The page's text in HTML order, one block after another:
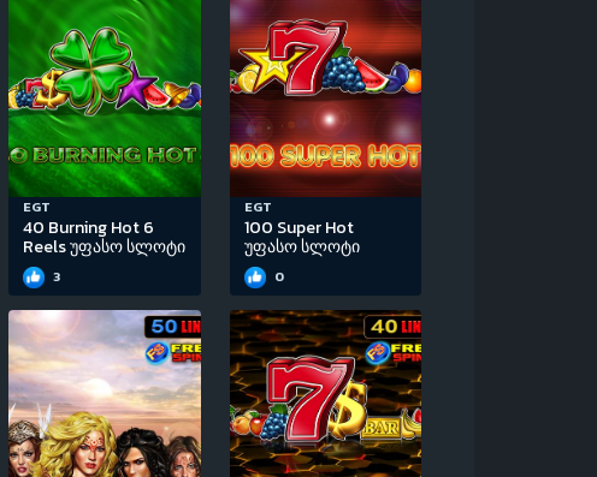
EGT
40 Burning Hot 6
Reels უფასო სლოტი
3
EGT
100 Super Hot
უფასო სლოტი
0